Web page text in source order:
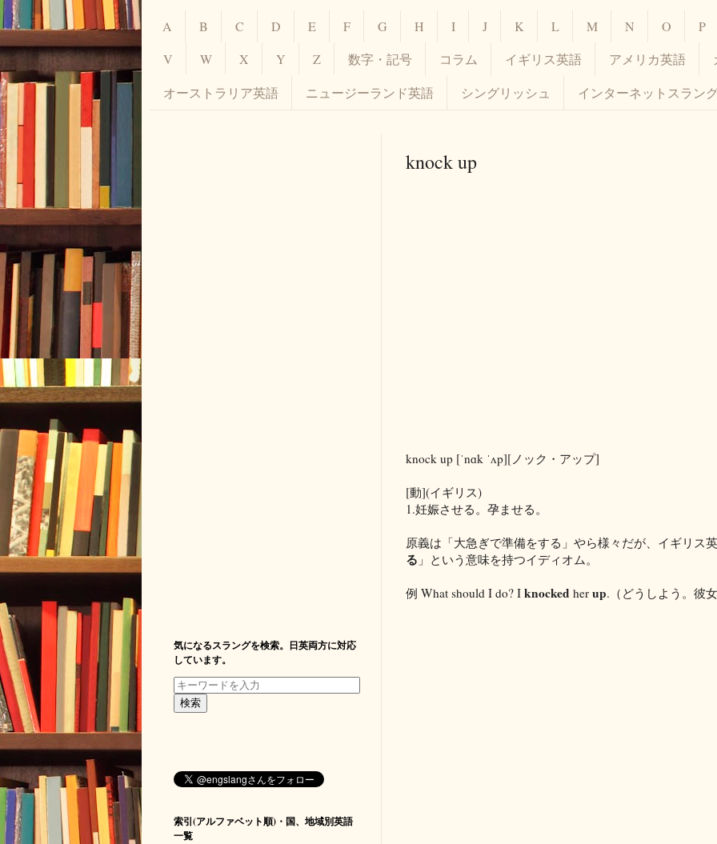
A B C D E F G H I J K L M N O
P
V
W X Y Z 数字・記号 コラム イギリス英語 アメリカ英語
オーストラリア英語 ニュージーランド英語 シングリッシュ インターネットスラン
knock up
knock up [ˈnɑk ˈʌp][ノック・アップ]
[動](イギリス)
1.妊娠させる。孕ませる。
原義は「大急ぎで準備をする」やら様々だが、イギリス
る 」という意味を持つイディオム。
例 What should I do? I knocked her up.（どうしよう。彼
気になるスラングを検索。日英両方に対応
しています。
索引(アルファベット順)・国、地域別英語
一覧